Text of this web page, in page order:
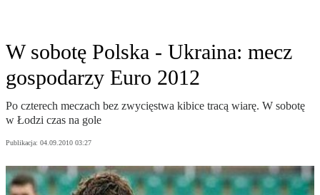
W sobotę Polska - Ukraina: mecz
gospodarzy Euro 2012
Po czterech meczach bez zwycięstwa kibice tracą wiarę. W sobotę
w Łodzi czas na gole
Publikacja: 04.09.2010 03:27